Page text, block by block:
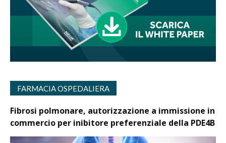
FARMACIA OSPEDALIERA
Fibrosi polmonare, autorizzazione a immissione in
commercio per inibitore preferenziale della PDE4B